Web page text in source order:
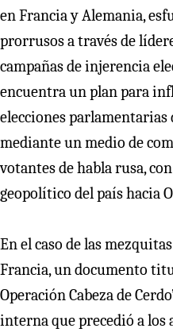
en Francia y Alemania,
prorrusos a través de
campañas de injerencia
encuentra un plan para
elecciones
mediante un medio de
votantes de habla rusa,
geopolítico del país hacia
En el caso de las
Francia, un documento
Operación Cabeza de
interna que precedió a los